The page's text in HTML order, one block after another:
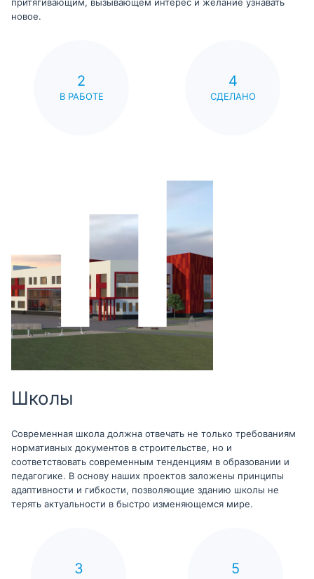
притягивающим, вызывающем интерес и желание узнавать
новое.
2
В РАБОТЕ
4
СДЕЛАНО
Школы
Современная школа должна отвечать не только требованиям
нормативных документов в строительстве, но и
соответствовать современным тенденциям в образовании и
педагогике. В основу наших проектов заложены принципы
адаптивности и гибкости, позволяющие зданию школы не
терять актуальности в быстро изменяющемся мире.
3 5